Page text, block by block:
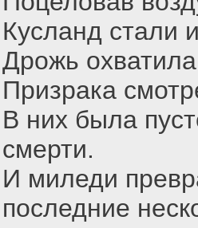
Кусланд стали
Дрожь охватила
Призрака
В них была
смерти.
И миледи
последние